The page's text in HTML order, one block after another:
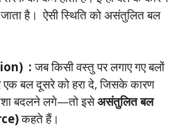
है। ऐसी स्थिति को असंतुलित बल
:जब किसी वस्तु पर लगाए गए बलों
एक बल दूसरे को हरा दे, जिसके कारण
बदलने लगे—तो इसेअसंतुलित बल
कहते हैं।